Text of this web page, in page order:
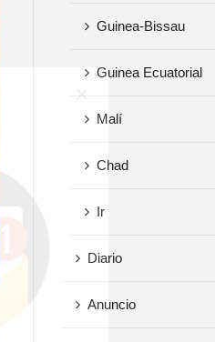
Guinea-Bissau
Guinea Ecuatorial
Malí
Chad
Ir
Diario
Anuncio